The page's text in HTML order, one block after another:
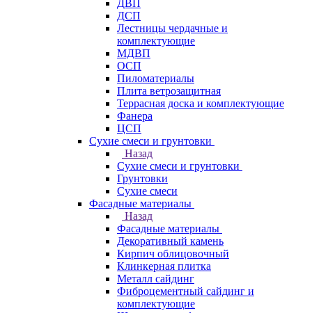
ДВП
ДСП
Лестницы чердачные и
комплектующие
МДВП
ОСП
Пиломатериалы
Плита ветрозащитная
Террасная доска и комплектующие
Фанера
ЦСП
Сухие смеси и грунтовки
Назад
Сухие смеси и грунтовки
Грунтовки
Сухие смеси
Фасадные материалы
Назад
Фасадные материалы
Декоративный камень
Кирпич облицовочный
Клинкерная плитка
Металл сайдинг
Фиброцементный сайдинг и
комплектующие